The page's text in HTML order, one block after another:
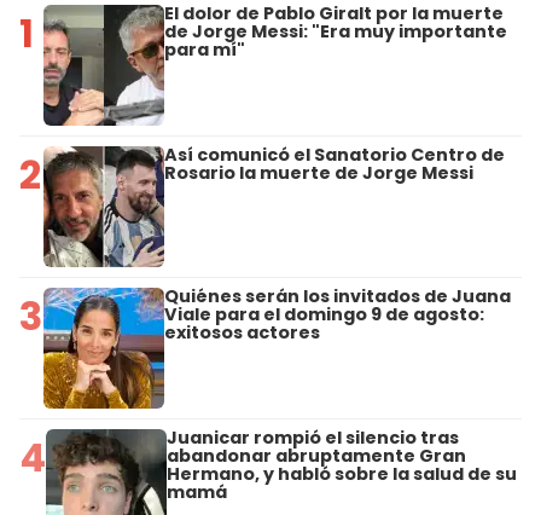
1 El dolor de Pablo Giralt por la muerte
de Jorge Messi: "Era muy importante
para mí"
2 Así comunicó el Sanatorio Centro de
Rosario la muerte de Jorge Messi
3 Quiénes serán los invitados de Juana
Viale para el domingo 9 de agosto:
exitosos actores
4 Juanicar rompió el silencio tras
abandonar abruptamente Gran
Hermano, y habló sobre la salud de su
mamá